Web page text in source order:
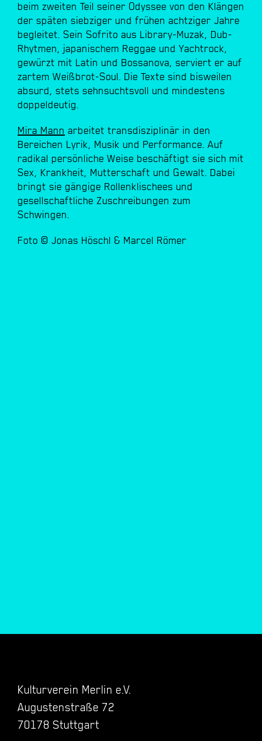
beim ​zweiten ​Teil ​seiner ​Odyssee ​von ​den ​Klängen
​der ​späten ​siebziger ​und ​frühen ​achtziger ​Jahre ​
begleitet. ​​Sein ​Sofrito ​aus ​Library-Muzak, ​Dub-
Rhytmen, ​japanischem ​Reggae ​und ​Yachtrock, ​
gewürzt ​mit ​Latin ​und ​Bossanova, ​serviert ​er ​auf
​zartem ​Weißbrot-Soul. ​Die ​Texte ​sind ​bisweilen ​
absurd, ​stets ​sehnsuchtsvoll ​und ​mindestens ​
doppeldeutig.
Mira Mann ​arbeitet ​transdisziplinär ​in ​den ​
Bereichen ​Lyrik, ​Musik ​und ​Performance. ​Auf ​
radikal ​persönliche ​Weise ​beschäftigt ​sie ​sich ​mit
​Sex, ​Krankheit, ​Mutterschaft ​und ​Gewalt. ​Dabei ​
bringt ​sie ​gängige ​Rollenklischees ​und ​
gesellschaftliche ​Zuschreibungen ​zum ​
Schwingen.
Foto © Jonas Höschl & Marcel Römer
Kulturverein Merlin e.V.
Augustenstraße 72
70178 Stuttgart